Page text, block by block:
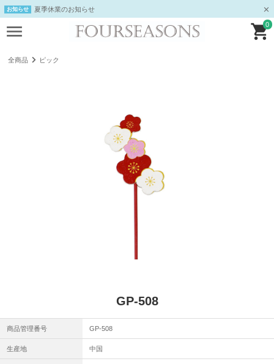
お知らせ 夏季休業のお知らせ
0
全商品 ピック
GP-508
商品管理番号 GP-508
生産地 中国